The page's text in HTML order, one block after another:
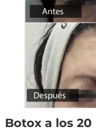
Botox a los 20